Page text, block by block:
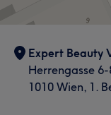
Expert Beauty
Herrengasse 6-
1010 Wien, 1.